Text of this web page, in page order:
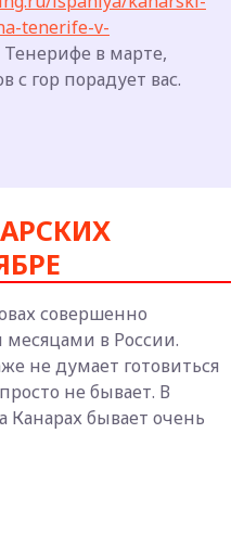
tenerife-v-
в марте,
с гор порадует вас.
совершенно
в России.
не думает готовиться
не бывает. В
Канарах бывает очень